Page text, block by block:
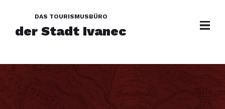
DAS TOURISMUSBÜRO
der Stadt Ivanec